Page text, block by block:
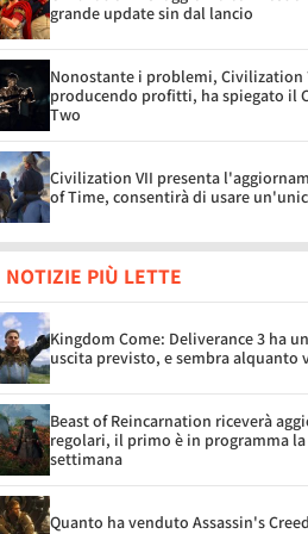
grande update sin dal lancio
Nonostante i problemi, Civilization
producendo profitti, ha spiegato il
Two
Civilization VII presenta
of Time, consentirà di usare
NOTIZIE PIÙ LETTE
Kingdom Come: Deliverance 3 ha
uscita previsto, e sembra alquanto
Beast of Reincarnation riceverà
regolari, il primo è in programma
settimana
Quanto ha venduto Assassin's